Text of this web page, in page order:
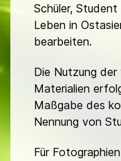
Schüler,
Leben in
bearbeiten.
Die Nutzung
Materialien
Maßgabe des
Nennung von
Für